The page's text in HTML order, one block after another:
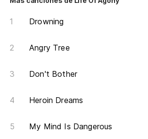
Drowning
Angry Tree
Don't Bother
Heroin Dreams
My Mind Is Dangerous